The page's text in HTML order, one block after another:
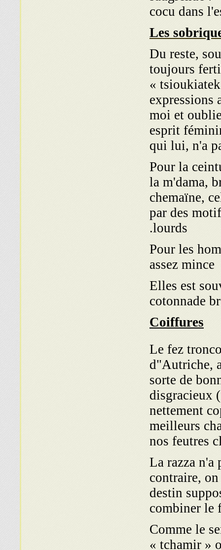
cocu dans
Les
Du reste,
toujours
«
expressions
moi et
esprit
qui lui, n'a
Pour la
la m'dama,
chemaïne,
par des
lourds.
Pour les
assez mince
Elles est
cotonnade
Coiffures
Le fez
d"Autriche,
sorte de
disgracieux
nettement
meilleurs
nos feutres
La razza n'a
contraire,
destin
combiner le
Comme le
« tchamir »